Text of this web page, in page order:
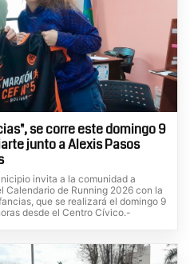
se corre este domingo 9
junto a Alexis Pasos
invita a la comunidad a
Calendario de Running 2026 con la
que se realizará el domingo 9
desde el Centro Cívico.-